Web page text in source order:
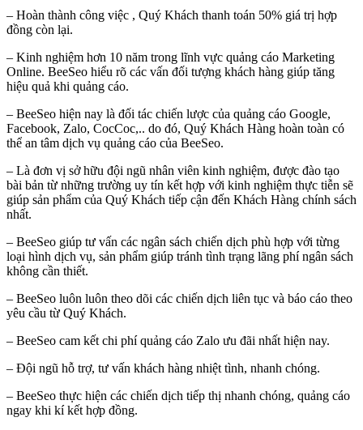
– Hoàn thành công việc , Quý Khách thanh toán 50% giá trị hợp
đồng còn lại.
– Kinh nghiệm hơn 10 năm trong lĩnh vực quảng cáo Marketing
Online. BeeSeo hiểu rõ các vấn đối tượng khách hàng giúp tăng
hiệu quả khi quảng cáo.
– BeeSeo hiện nay là đối tác chiến lược của quảng cáo Google,
Facebook, Zalo, CocCoc,.. do đó, Quý Khách Hàng hoàn toàn có
thể an tâm dịch vụ quảng cáo của BeeSeo.
– Là đơn vị sở hữu đội ngũ nhân viên kinh nghiệm, được đào tạo
bài bản từ những trường uy tín kết hợp với kinh nghiệm thực tiễn sẽ
giúp sản phẩm của Quý Khách tiếp cận đến Khách Hàng chính sách
nhất.
– BeeSeo giúp tư vấn các ngân sách chiến dịch phù hợp với từng
loại hình dịch vụ, sản phẩm giúp tránh tình trạng lãng phí ngân sách
không cần thiết.
– BeeSeo luôn luôn theo dõi các chiến dịch liên tục và báo cáo theo
yêu cầu từ Quý Khách.
– BeeSeo cam kết chi phí quảng cáo Zalo ưu đãi nhất hiện nay.
– Đội ngũ hỗ trợ, tư vấn khách hàng nhiệt tình, nhanh chóng.
– BeeSeo thực hiện các chiến dịch tiếp thị nhanh chóng, quảng cáo
ngay khi kí kết hợp đồng.